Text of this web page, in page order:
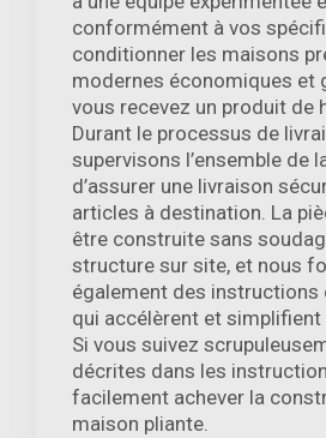
conformément à vos
conditionner les maisons
modernes économiques et
vous recevez un produit de
Durant le processus de
supervisons l’ensemble de
d’assurer une livraison
articles à destination. La
être construite sans
structure sur site, et nous
également des instructions
qui accélèrent et simplifient
Si vous suivez
décrites dans les
facilement achever la
maison pliante.